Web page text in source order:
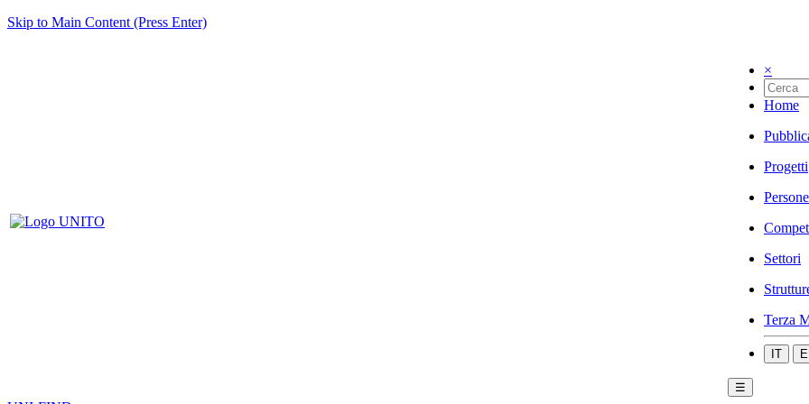
Skip to Main Content (Press Enter)
×
Home
Progetti
Persone
Settori
Terza
IT
☰